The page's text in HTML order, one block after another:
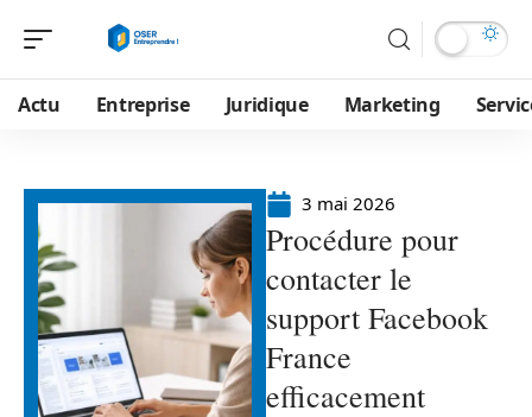
Actu Entreprise Juridique Marketing
3 mai 2026
Procédure pour
contacter le
support Facebook
France
efficacement